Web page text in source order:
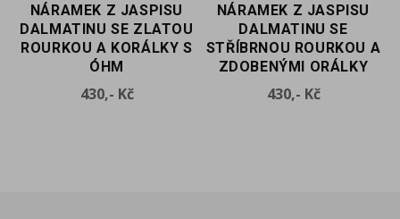
NÁRAMEK Z JASPISU
DALMATINU SE ZLATOU
ROURKOU A KORÁLKY S
ÓHM
430,- KčCena
NÁRAMEK Z JASPISU
DALMATINU SE
STŘÍBRNOU ROURKOU A
ZDOBENÝMI ORÁLKY
430,- KčCena